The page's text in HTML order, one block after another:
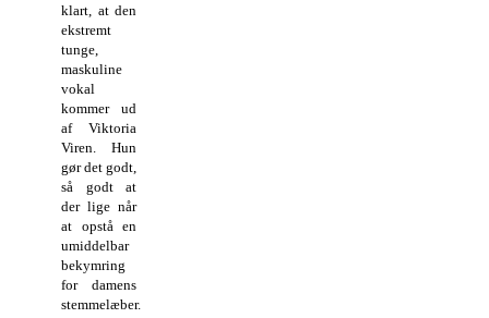
klart, at den
ekstremt
tunge,
maskuline
vokal
kommer ud
af Viktoria
Viren. Hun
gør det godt,
så godt at
der lige når
at opstå en
umiddelbar
bekymring
for damens
stemmelæber.